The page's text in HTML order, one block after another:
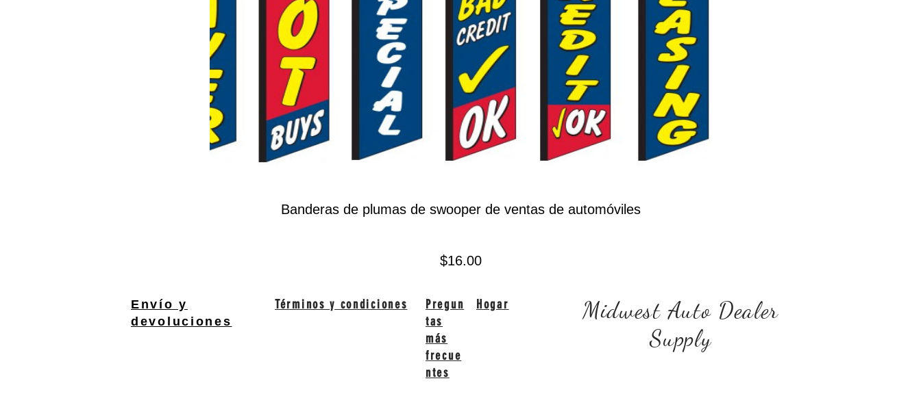
Banderas de plumas de swooper de ventas de automóviles
$16.00Precio
Envío y
devoluciones
Términos y condiciones
Pregun
tas
más
frecue
ntes
Hogar
Midwest Auto Dealer
Supply